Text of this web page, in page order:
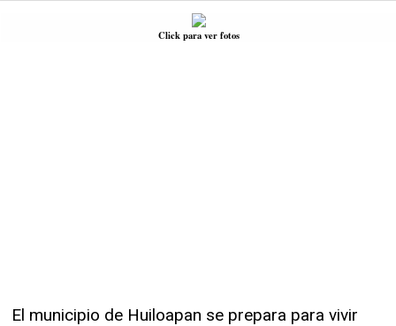
Click para ver fotos
El municipio de Huiloapan se prepara para vivir